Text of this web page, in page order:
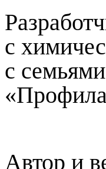
с
с
Автор и